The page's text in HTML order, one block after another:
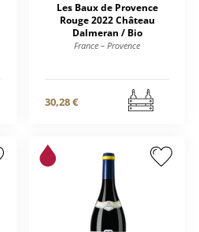
Les Baux de Provence
Rouge 2022 Château
Dalmeran / Bio
France – Provence
30,28 €